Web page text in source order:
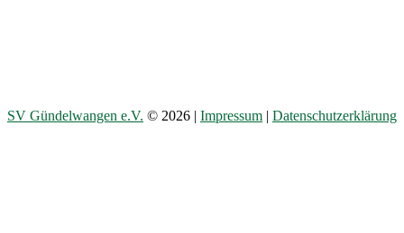
SV Gündelwangen e.V. © 2026 | Impressum | Datenschutzerklärung